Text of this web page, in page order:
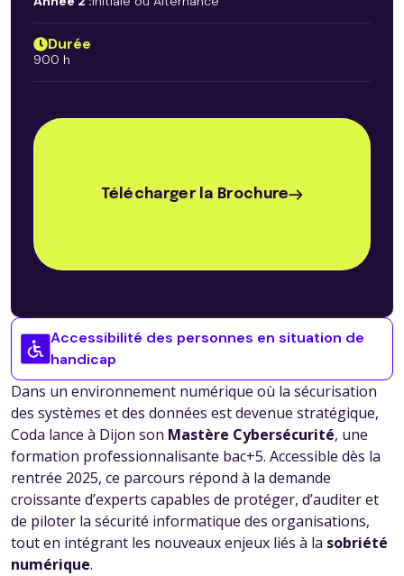
Dans un environnement numérique où la sécurisation
des systèmes et des données est devenue stratégique,
Coda lance à Dijon son Mastère Cybersécurité, une
formation professionnalisante bac+5. Accessible dès la
rentrée 2025, ce parcours répond à la demande
croissante d’experts capables de protéger, d’auditer et
de piloter la sécurité informatique des organisations,
tout en intégrant les nouveaux enjeux liés à la sobriété
numérique.
Durée
900 h
Télécharger la Brochure
Accessibilité des personnes en situation de
handicap